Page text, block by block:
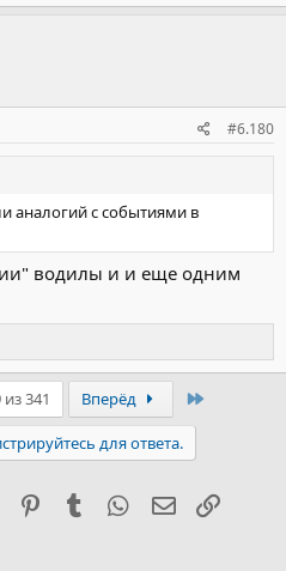
#6.180
аналогий с событиями в
водилы и и еще одним
из 341 Вперёд
для ответа.
Reddit PinterestTumblr WhatsApp